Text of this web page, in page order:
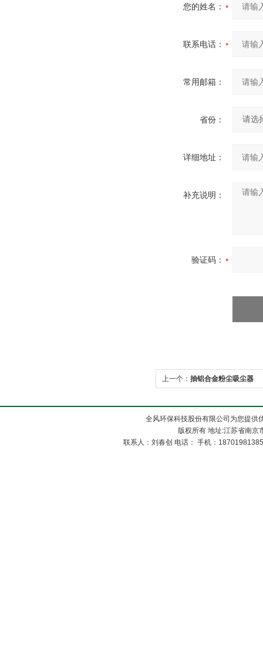
您的姓名：
联系电话：
常用邮箱：
省份：
详细地址：
补充说明：
验证码：
上一个： 抽铝合金粉尘吸尘器
全风环保科技股份有限公司为您提供
版权所有 地址:江苏省南
联系人：刘春创 电话： 手机：